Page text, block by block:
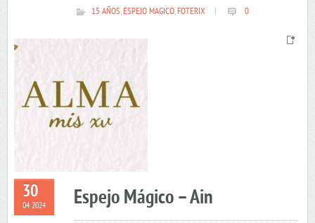
15 AÑOS,ESPEJO MAGICO,FOTERIX 0
30
04 2024 Espejo Mágico – Ain